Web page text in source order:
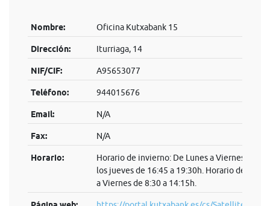
Nombre: Oficina Kutxabank 15
Dirección: Iturriaga, 14
NIF/CIF: A95653077
Teléfono: 944015676
Email: N/A
Fax: N/A
Horario:
Horario de invierno: De Lunes a Viernes de
los jueves de 16:45 a 19:30h. Horario de
a Viernes de 8:30 a 14:15h.